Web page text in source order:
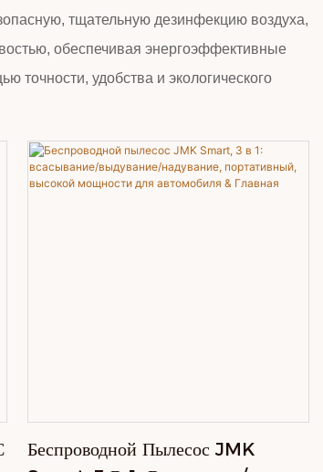
тщательную дезинфекцию воздуха,
обеспечивая энергоэффективные
точности, удобства и экологического
Беспроводной Пылесос JMK